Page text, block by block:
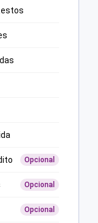
Opcional
Opcional
Opcional